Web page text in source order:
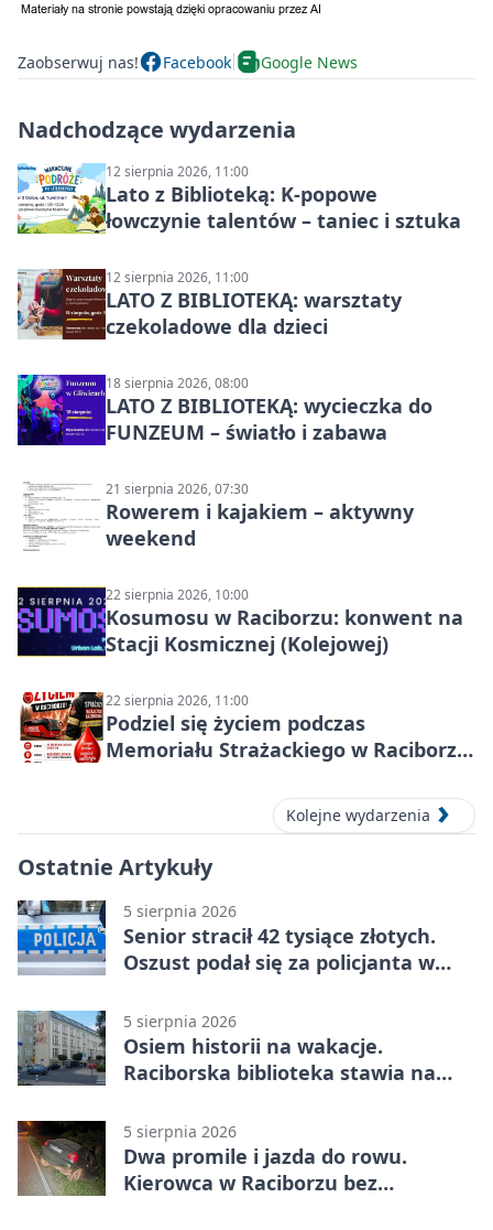
Zaobserwuj nas! Facebook Google News
Nadchodzące wydarzenia
12 sierpnia 2026, 11:00
Lato z Biblioteką: K-popowe
łowczynie talentów – taniec i sztuka
12 sierpnia 2026, 11:00
LATO Z BIBLIOTEKĄ: warsztaty
czekoladowe dla dzieci
18 sierpnia 2026, 08:00
LATO Z BIBLIOTEKĄ: wycieczka do
FUNZEUM – światło i zabawa
21 sierpnia 2026, 07:30
Rowerem i kajakiem – aktywny
weekend
22 sierpnia 2026, 10:00
Kosumosu w Raciborzu: konwent na
Stacji Kosmicznej (Kolejowej)
22 sierpnia 2026, 11:00
Podziel się życiem podczas
Memoriału Strażackiego w Raciborzu
Kolejne wydarzenia
Ostatnie Artykuły
5 sierpnia 2026
Senior stracił 42 tysiące złotych.
Oszust podał się za policjanta w
5 sierpnia 2026
Osiem historii na wakacje.
Raciborska biblioteka stawia na
5 sierpnia 2026
Dwa promile i jazda do rowu.
Kierowca w Raciborzu bez